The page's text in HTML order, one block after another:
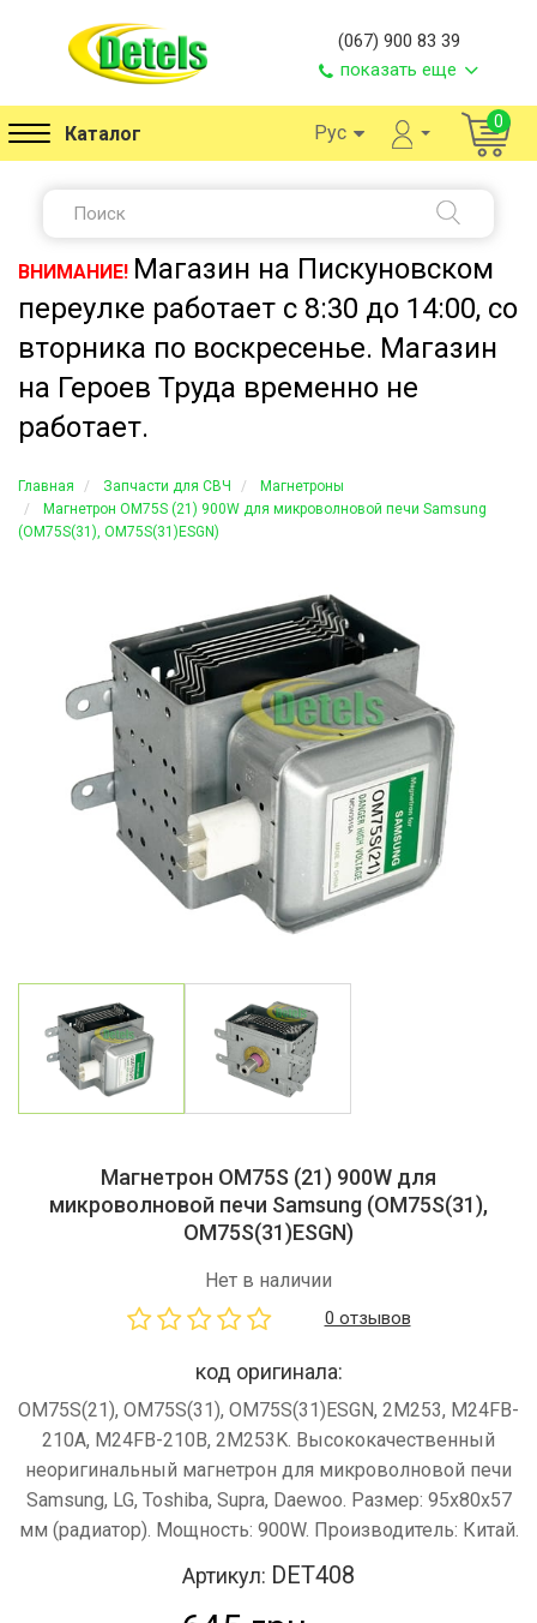
(067) 900 83 39
показать еще
Каталог Рус 0
ВНИМАНИЕ! Магазин на Пискуновском
переулке работает с 8:30 до 14:00, со
вторника по воскресенье. Магазин
на Героев Труда временно не
работает.
Главная Запчасти для СВЧ
Магнетроны
Магнетрон OM75S (21) 900W для микроволновой печи Samsung
(OM75S(31), OM75S(31)ESGN)
Магнетрон OM75S (21) 900W для
микроволновой печи Samsung (OM75S(31),
OM75S(31)ESGN)
Нет в наличии
0 отзывов
код оригинала:
OM75S(21), OM75S(31), OM75S(31)ESGN, 2M253, M24FB-
210A, M24FB-210B, 2M253K. Высококачественный
неоригинальный магнетрон для микроволновой печи
Samsung, LG, Toshiba, Supra, Daewoo. Размер: 95х80х57
мм (радиатор). Мощность: 900W. Производитель: Китай.
Артикул: DET408